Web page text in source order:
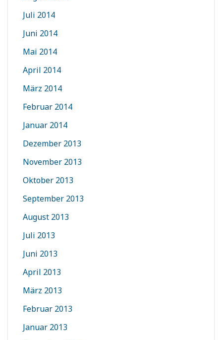
Juli 2014
Juni 2014
Mai 2014
April 2014
März 2014
Februar 2014
Januar 2014
Dezember 2013
November 2013
Oktober 2013
September 2013
August 2013
Juli 2013
Juni 2013
April 2013
März 2013
Februar 2013
Januar 2013